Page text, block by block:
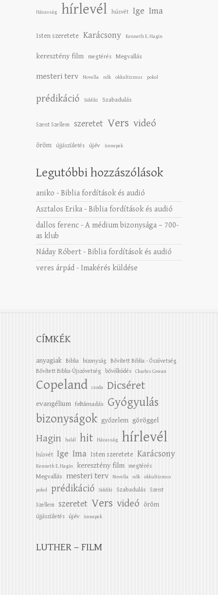
Házasság hírlevél húsvét Ige Ima
Isten szeretete Karácsony Kenneth E. Hagin
keresztény film megtérés Megvallás
mesteri terv Novella nők okkultizmus pokol
prédikáció Siddiki Szabadulás
Szent Szellem szeretet Vers videó
öröm újjászületés újév ünnepek
Legutóbbi hozzászólások
aniko - Biblia fordítások és audió
Asztalos Erika - Biblia fordítások és audió
dallos ferenc - A médium bizonysága – 700-
as klub
Náday Róbert - Biblia fordítások és audió
veres árpád - Imakérés küldése
CÍMKÉK
anyagiak Biblia bizonyság
Bővített Biblia - Ószövetség
Bővített Biblia-Újszövetség
bővölködés Charles Cowan
Copeland csoda Dicséret
evangélium feltámadás
Gyógyulás
bizonyságok győzelem göröggel
Hagin halál hit Házasság hírlevél
húsvét Ige Ima Isten szeretete Karácsony
Kenneth E. Hagin keresztény film megtérés
Megvallás mesteri terv Novella nők okkultizmus
pokol prédikáció Siddiki Szabadulás Szent
Szellem szeretet Vers videó öröm
újjászületés újév ünnepek
LUTHER – FILM